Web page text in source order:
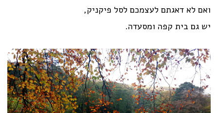
ואם לא דאגתם לעצמכם לסל פיקניק,
יש גם בית קפה ומסעדה.